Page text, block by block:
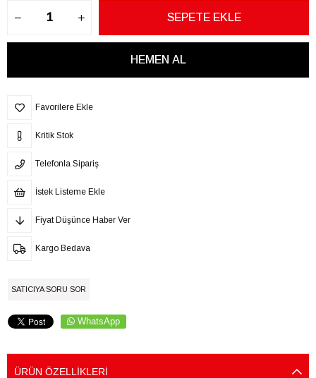
Favorilere Ekle
Kritik Stok
Telefonla Sipariş
İstek Listeme Ekle
Fiyat Düşünce Haber Ver
Kargo Bedava
SATICIYA SORU SOR
WhatsApp
ÜRÜN ÖZELLIKLERI